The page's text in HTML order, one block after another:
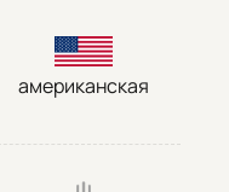
американская